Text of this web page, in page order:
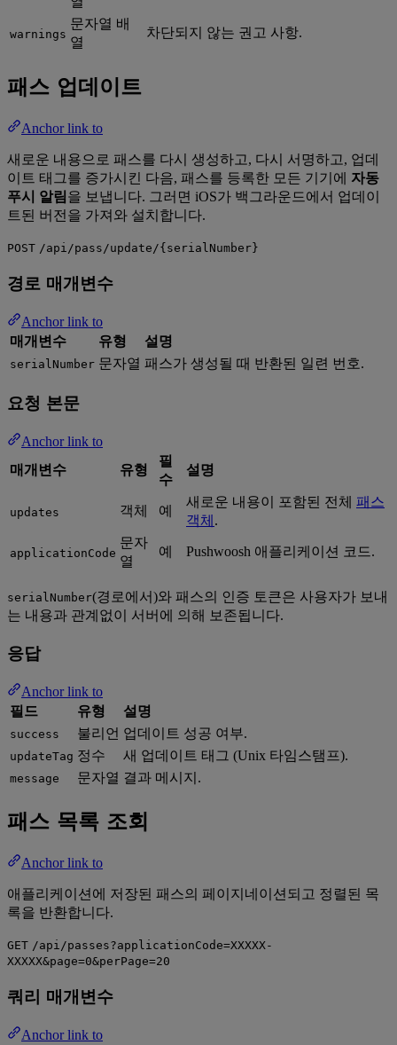
warnings
문자열 배
열
차단되지 않는 권고 사항.
패스 업데이트
Anchor link to
새로운 내용으로 패스를 다시 생성하고, 다시 서명하고, 업데
이트 태그를 증가시킨 다음, 패스를 등록한 모든 기기에 자동
푸시 알림 을 보냅니다. 그러면 iOS가 백그라운드에서 업데이
트된 버전을 가져와 설치합니다.
POST /api/pass/update/{serialNumber}
경로 매개변수
Anchor link to
매개변수
유형 설명
serialNumber 문자열 패스가 생성될 때 반환된 일련 번호.
요청 본문
Anchor link to
매개변수
유형
필
수
설명
updates 객체 예
새로운 내용이 포함된 전체 패스
객체 .
applicationCode
문자
열
예 Pushwoosh 애플리케이션 코드.
serialNumber(경로에서)와 패스의 인증 토큰은 사용자가 보내
는 내용과 관계없이 서버에 의해 보존됩니다.
응답
Anchor link to
필드
유형 설명
success 불리언 업데이트 성공 여부.
updateTag 정수 새 업데이트 태그 (Unix 타임스탬프).
message 문자열 결과 메시지.
패스 목록 조회
Anchor link to
애플리케이션에 저장된 패스의 페이지네이션되고 정렬된 목
록을 반환합니다.
GET /api/passes?applicationCode=XXXXX-
XXXXX&page=0&perPage=20
쿼리 매개변수
Anchor link to